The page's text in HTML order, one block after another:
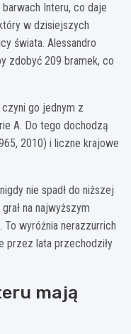
Interu, co daje
w dzisiejszych
świata. Alessandro
zdobyć 209 bramek, co
go jednym z
A. Do tego dochodzą
2010) i liczne krajowe
nie spadł do niższej
na najwyższym
wyróżnia nerazzurrich
przez lata przechodziły
mają